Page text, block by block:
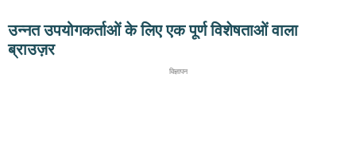
उन्नत उपयोगकर्ताओं के लिए एक पूर्ण विशेषताओं वाला
ब्राउज़र
विज्ञापन